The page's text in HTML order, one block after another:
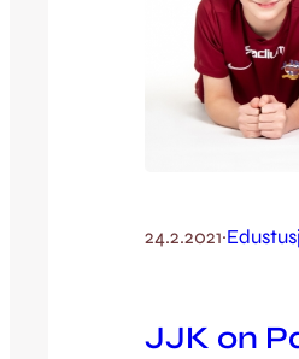
24.2.2021·
JJK on